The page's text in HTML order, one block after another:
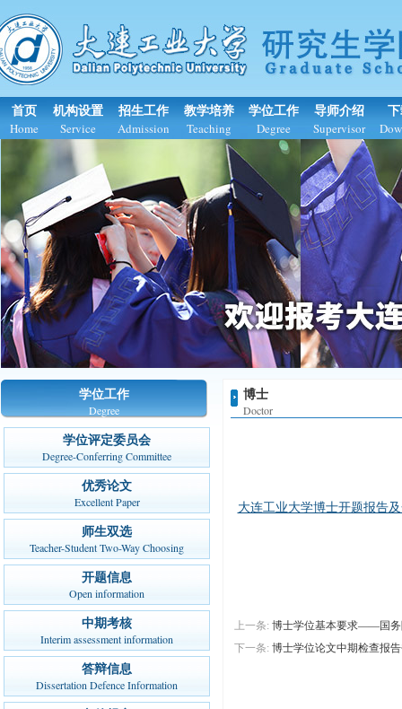
首页
Home
机构设置
Service
招生工作
Admission
教学培养
Teaching
学位工作
Degree
导师介绍
Supervisor
学位工作
Degree
学位评定委员会
Degree-Conferring Committee
优秀论文
Excellent Paper
师生双选
Teacher-Student Two-Way Choosing
开题信息
Open information
中期考核
Interim assessment information
答辩信息
Dissertation Defence Information
博士
Doctor
大连工业大学博士开题报告
上一条: 博士学位基本要求——国务
下一条: 博士学位论文中期检查报